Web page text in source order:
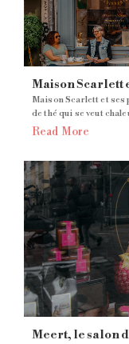
Maison Scarlett
Maison Scarlett et
de thé qui se veut
Read More
Meert, le salon